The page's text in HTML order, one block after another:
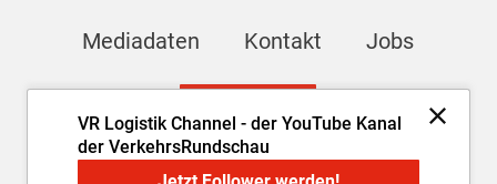
VR Logistik Channel - der YouTube Kanal
der VerkehrsRundschau
Mediadaten Kontakt Jobs
AGB Datenschutz Cookie-Einstellungen